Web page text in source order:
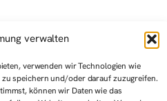
verwalten
verwenden wir Technologien wie
speichern und/oder darauf zuzugreifen.
können wir Daten wie das